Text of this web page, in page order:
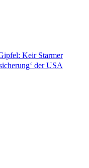
Keir Starmer
der USA